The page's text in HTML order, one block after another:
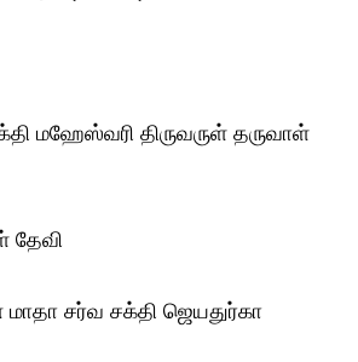
மஹேஸ்வரி திருவருள் தருவாள்
தேவி
சர்வ சக்தி ஜெயதுர்கா